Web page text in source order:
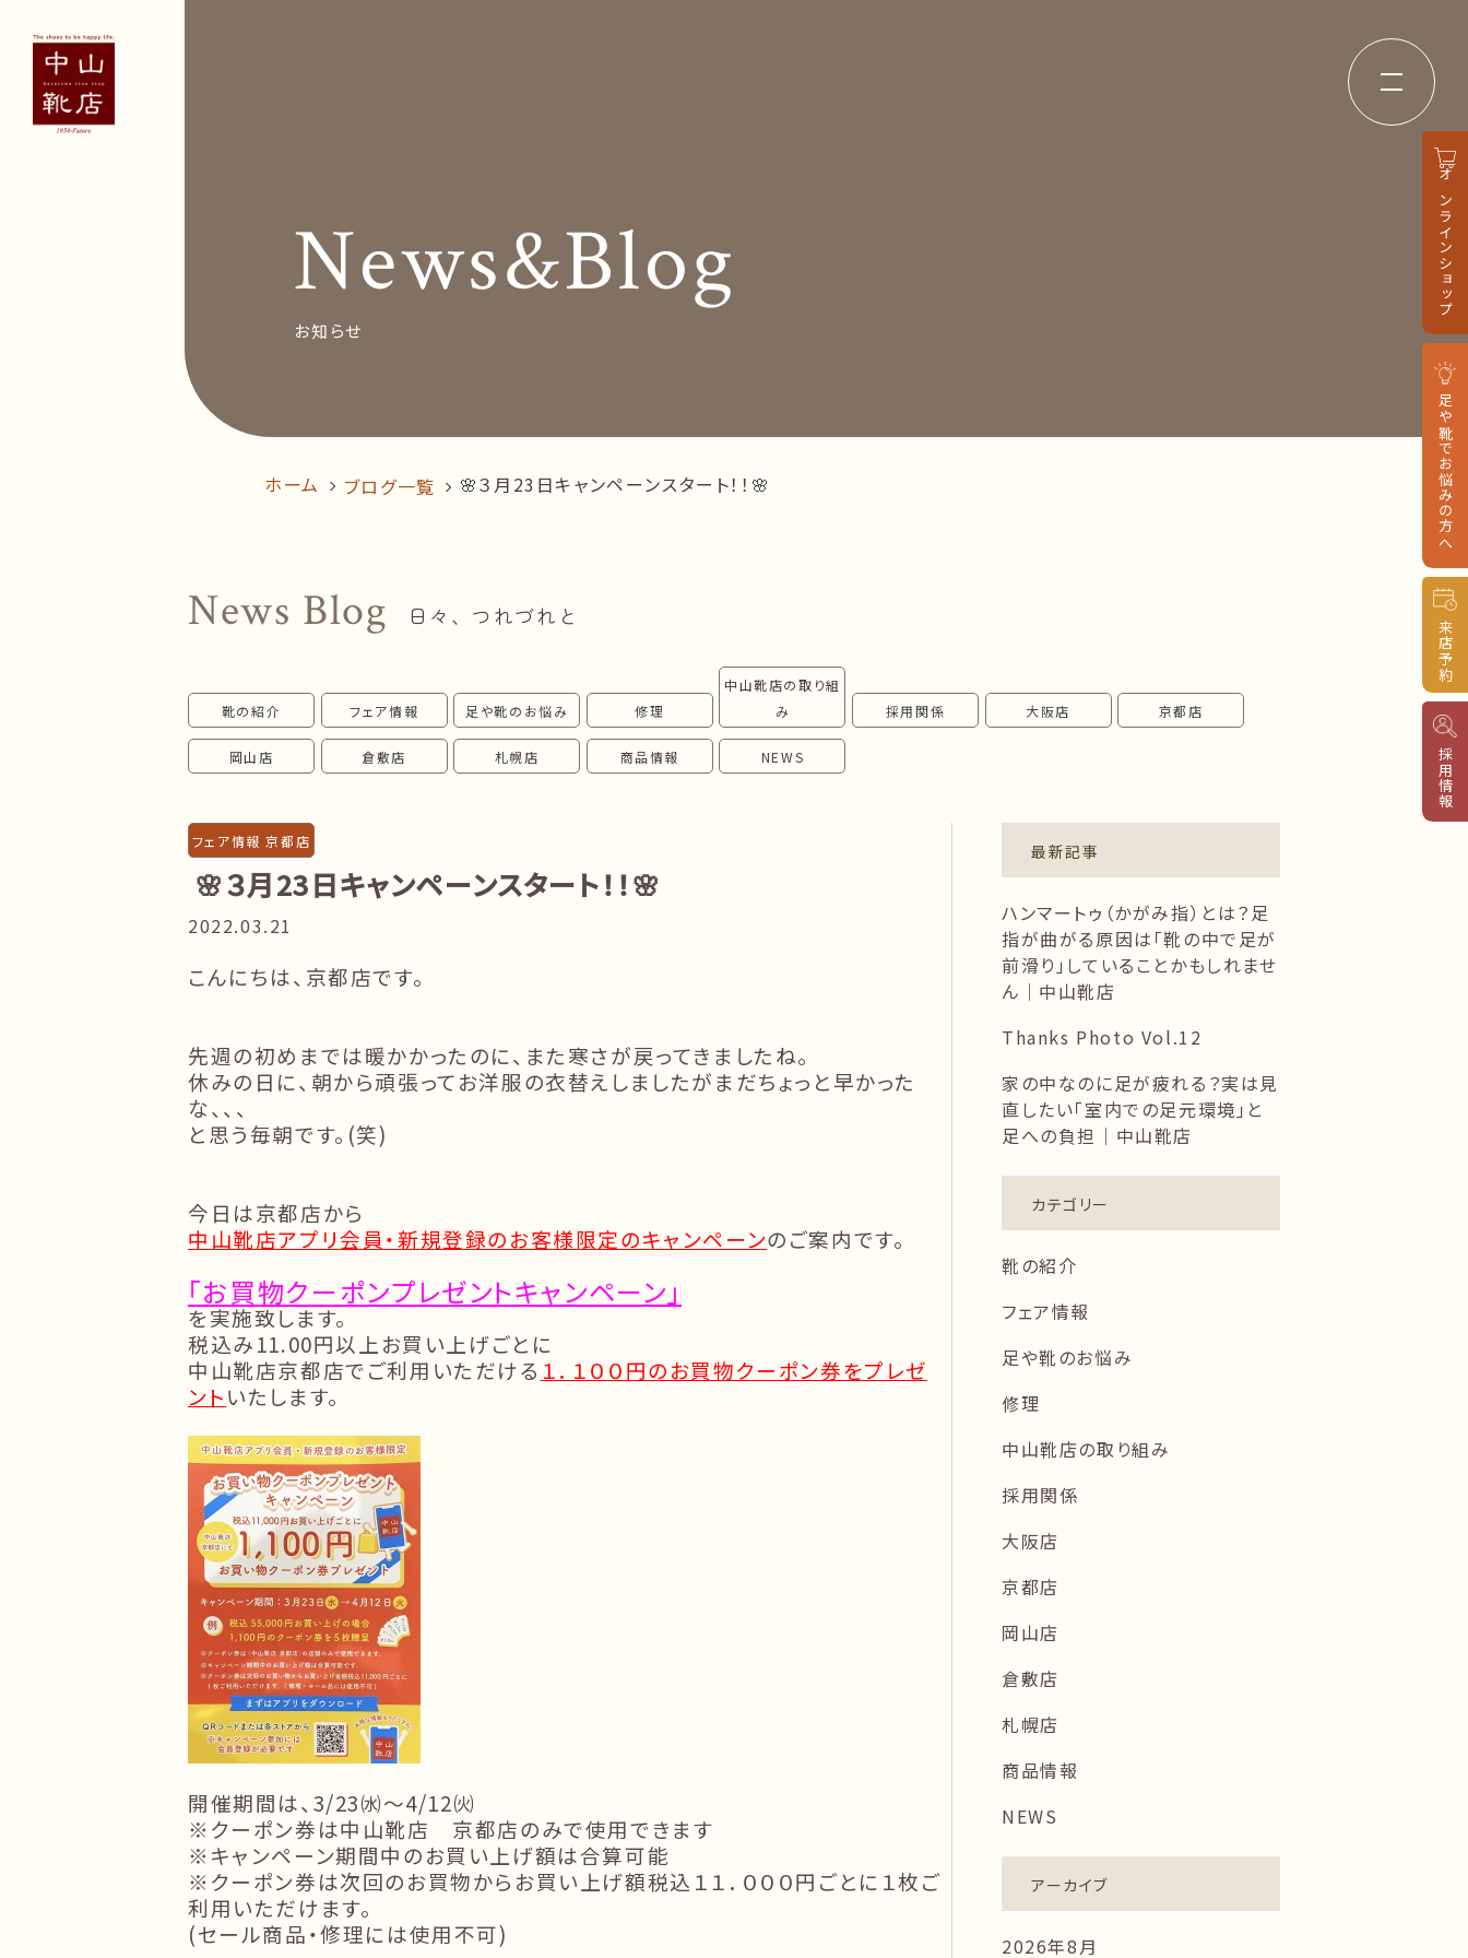
オンラインショップ
足や靴でお悩みの方へ
来店予約
採用情報
News&Blog お知らせ
Recruit 採用情報 Business trip
follow us!
News&Blog
お知らせ
ホーム ブログ一覧 🌸３月23日キャンペーンスタート！！🌸
News Blog 日々、つれづれと
靴の紹介 フェア情報 足や靴のお悩み 修理
中山靴店の取り組
み
採用関係 大阪店 京都店
岡山店 倉敷店 札幌店 商品情報 NEWS
フェア情報 京都店
🌸３月23日キャンペーンスタート！！🌸
2022.03.21
こんにちは、京都店です。
先週の初めまでは暖かかったのに、また寒さが戻ってきましたね。
休みの日に、朝から頑張ってお洋服の衣替えしましたがまだちょっと早かった
な、、、
と思う毎朝です。(笑)
今日は京都店から
中山靴店アプリ会員・新規登録のお客様限定のキャンペーンのご案内です。
「お買物クーポンプレゼントキャンペーン」
を実施致します。
税込み11.00円以上お買い上げごとに
中山靴店京都店でご利用いただける １．１００円のお買物クーポン券をプレゼ
ントいたします。
開催期間は、3/23㈬～4/12㈫
※クーポン券は中山靴店 京都店のみで使用できます
※キャンペーン期間中のお買い上げ額は合算可能
※クーポン券は次回のお買物からお買い上げ額税込１１．０００円ごとに１枚ご
利用いただけます。
(セール商品・修理には使用不可)
最新記事
ハンマートゥ（かがみ指）とは？足
指が曲がる原因は「靴の中で足が
前滑り」していることかもしれませ
ん｜中山靴店
Thanks Photo Vol.12
家の中なのに足が疲れる？実は見
直したい「室内での足元環境」と
足への負担｜中山靴店
カテゴリー
靴の紹介
フェア情報
足や靴のお悩み
修理
中山靴店の取り組み
採用関係
大阪店
京都店
岡山店
倉敷店
札幌店
商品情報
NEWS
アーカイブ
2026年8月